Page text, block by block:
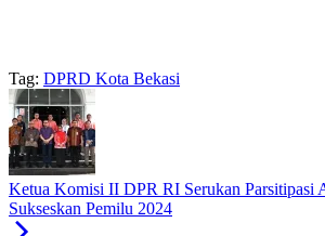
Tag: DPRD Kota Bekasi
Ketua Komisi II DPR RI Serukan Parsitipasi
Sukseskan Pemilu 2024